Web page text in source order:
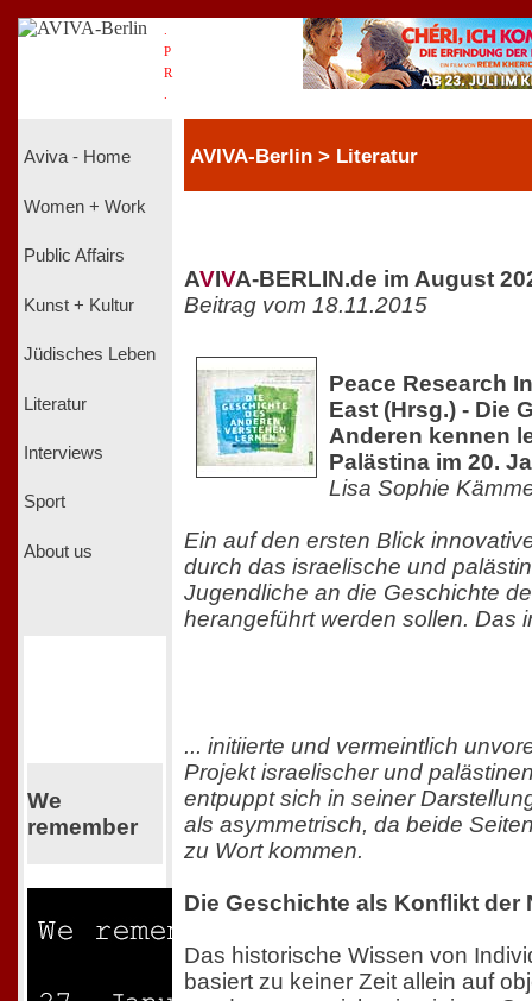
P
R
Aviva - Home
Women + Work
Public Affairs
Kunst + Kultur
Jüdisches Leben
Literatur
Interviews
Sport
About us
We
remember
AVIVA-Berlin > Literatur
AVIVA-BERLIN.de im August
Beitrag vom 18.11.2015
Peace Research
East (Hrsg.) - Die
Anderen kennen
Palästina im 20.
Lisa Sophie
Ein auf den ersten Blick
durch das israelische und
Jugendliche an die Geschichte
herangeführt werden sollen. Das
... initiierte und vermeintlich
Projekt israelischer und
entpuppt sich in seiner
als asymmetrisch, da beide
zu Wort kommen.
Die Geschichte als Konflikt der
Das historische Wissen von
basiert zu keiner Zeit allein auf